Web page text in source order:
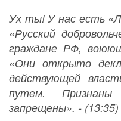
Ух ты! У нас есть
«Русский
граждане РФ,
«Они открыто
действующей
путем. Признаны
запрещены». - (13:35)